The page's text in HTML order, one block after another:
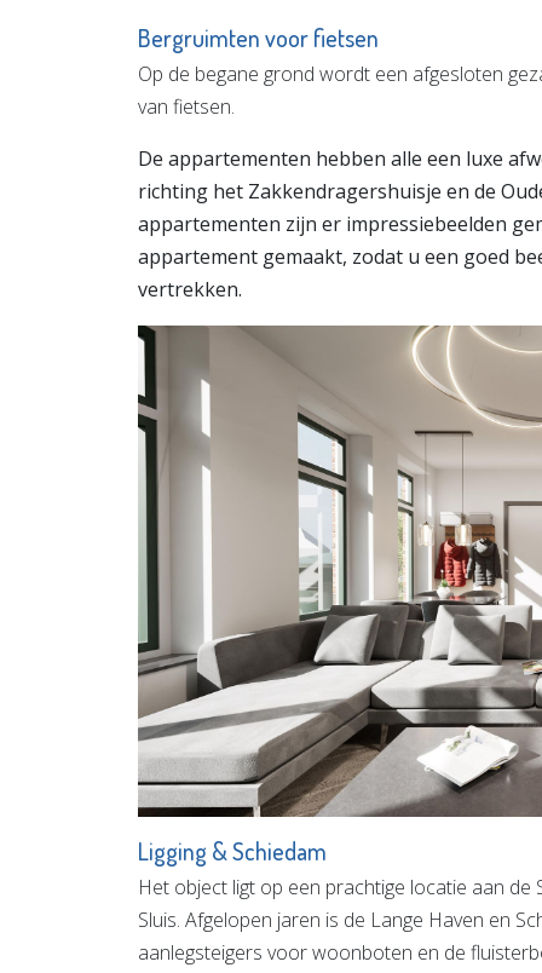
Bergruimten voor fietsen
Op de begane grond wordt een afgesloten
van fietsen.
De appartementen hebben alle een luxe
richting het Zakkendragershuisje en de
appartementen zijn er impressiebeelden
appartement gemaakt, zodat u een goed
vertrekken.
Ligging & Schiedam
Het object ligt op een prachtige locatie aan
Sluis. Afgelopen jaren is de Lange Haven en
aanlegsteigers voor woonboten en de